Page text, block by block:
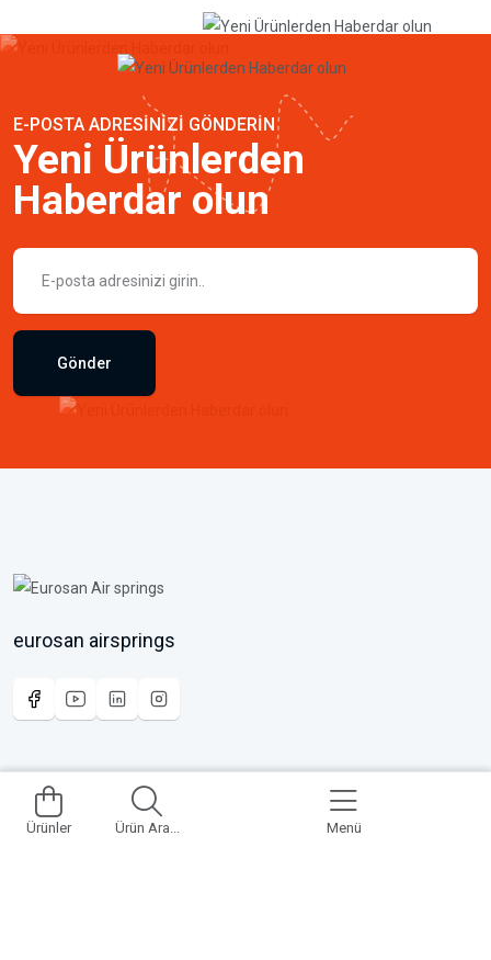
Ürünler Ürün Ara... Menü
Add To Cart
E-POSTA ADRESINIZI GÖNDERIN
Yeni Ürünlerden
Haberdar olun
Gönder
eurosan airsprings
Faydalı Linkler
Anasayfa